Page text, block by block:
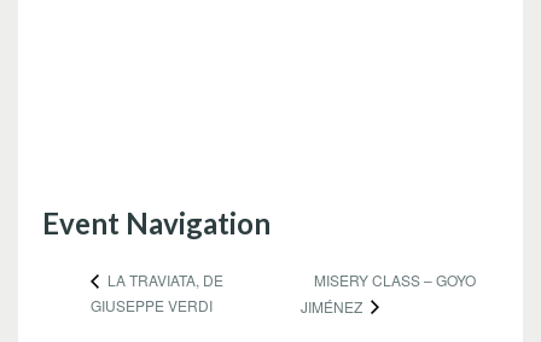
Event Navigation
LA TRAVIATA, DE
GIUSEPPE VERDI
MISERY CLASS – GOYO
JIMÉNEZ